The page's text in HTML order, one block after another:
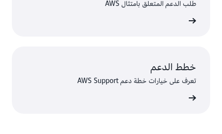
طلب الدعم المتعلق بامتثال AWS
خطط الدعم
تعرف على خيارات خطة دعم AWS Support